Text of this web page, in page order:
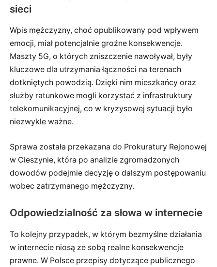
sieci
Wpis mężczyzny, choć opublikowany pod wpływem
emocji, miał potencjalnie groźne konsekwencje.
Maszty 5G, o których zniszczenie nawoływał, były
kluczowe dla utrzymania łączności na terenach
dotkniętych powodzią. Dzięki nim mieszkańcy oraz
służby ratunkowe mogli korzystać z infrastruktury
telekomunikacyjnej, co w kryzysowej sytuacji było
niezwykle ważne.
Sprawa została przekazana do Prokuratury Rejonowej
w Cieszynie, która po analizie zgromadzonych
dowodów podejmie decyzję o dalszym postępowaniu
wobec zatrzymanego mężczyzny.
Odpowiedzialność za słowa w internecie
To kolejny przypadek, w którym bezmyślne działania
w internecie niosą ze sobą realne konsekwencje
prawne. W Polsce przepisy dotyczące publicznego